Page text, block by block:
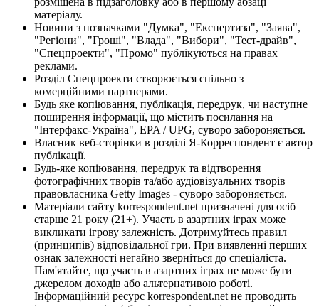
матеріалу.
Новини з позначками "Думка", "Експертиза", "Заява",
"Регіони", "Гроші", "Влада", "Вибори", "Тест-драйв",
"Спецпроекти", "Промо" публікуються на правах
реклами.
Розділ Спецпроекти створюється спільно з
комерційними партнерами.
Будь яке копіювання, публікація, передрук, чи наступне
поширення інформації, що містить посилання на
"Інтерфакс-Україна", EPA / UPG, суворо забороняється.
Власник веб-сторінки в розділі Я-Корреспондент є автор
публікації.
Будь-яке копіювання, передрук та відтворення
фотографічних творів та/або аудіовізуальних творів
правовласника Getty Images - суворо забороняється.
Матеріали сайту korrespondent.net призначені для осіб
старше 21 року (21+). Участь в азартних іграх може
викликати ігрову залежність. Дотримуйтесь правил
(принципів) відповідальної гри. При виявленні перших
ознак залежності негайно зверніться до спеціаліста.
Пам'ятайте, що участь в азартних іграх не може бути
джерелом доходів або альтернативою роботі.
Інформаційний ресурс korrespondent.net не проводить